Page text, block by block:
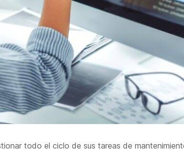
todo el ciclo de sus tareas de